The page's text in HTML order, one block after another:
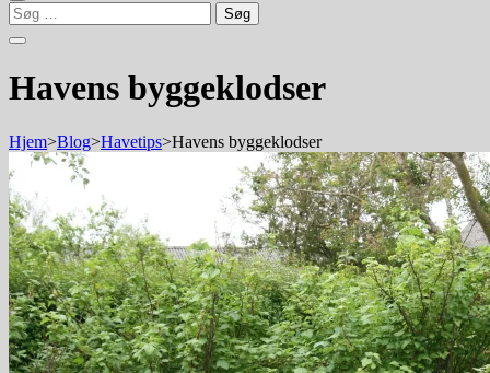
Søg
efter:
Havens byggeklodser
Hjem>Blog>Havetips>Havens byggeklodser